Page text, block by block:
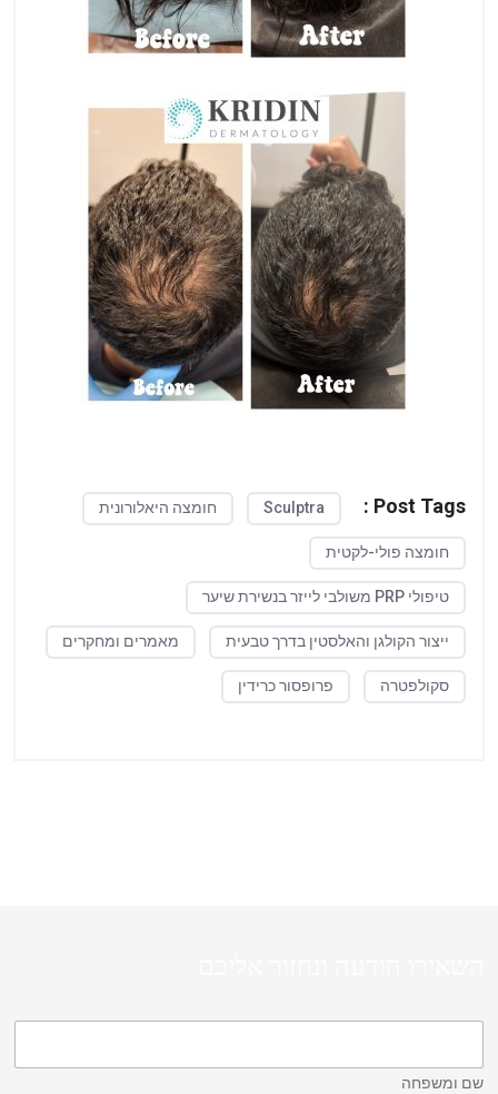
Post Tags :
Sculptra חומצה היאלורונית
חומצה פולי-לקטית
טיפולי PRP משולבי לייזר בנשירת שיער
ייצור הקולגן והאלסטין בדרך טבעית מאמרים ומחקרים
סקולפטרה פרופסור כרידין
שם ומשפחה